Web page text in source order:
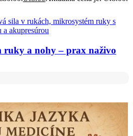
ruky a nohy – prax naživo